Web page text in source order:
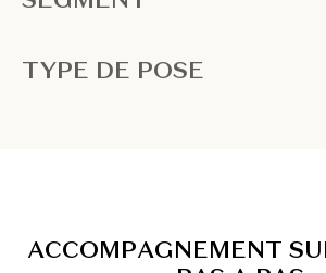
TYPE DE POSE
ACCOMPAGNEMENT SU